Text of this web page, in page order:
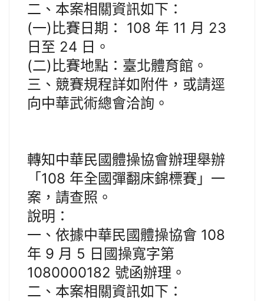
二、本案相關資訊如下：
(一)比賽日期： 108 年 11 月 23
日至 24 日。
(二)比賽地點：臺北體育館。
三、競賽規程詳如附件，或請逕
向中華武術總會洽詢。
轉知中華民國體操協會辦理舉辦
「108 年全國彈翻床錦標賽」一
案，請查照。
說明：
一、依據中華民國體操協會 108
年 9 月 5 日國操寬字第
1080000182 號函辦理。
二、本案相關資訊如下：